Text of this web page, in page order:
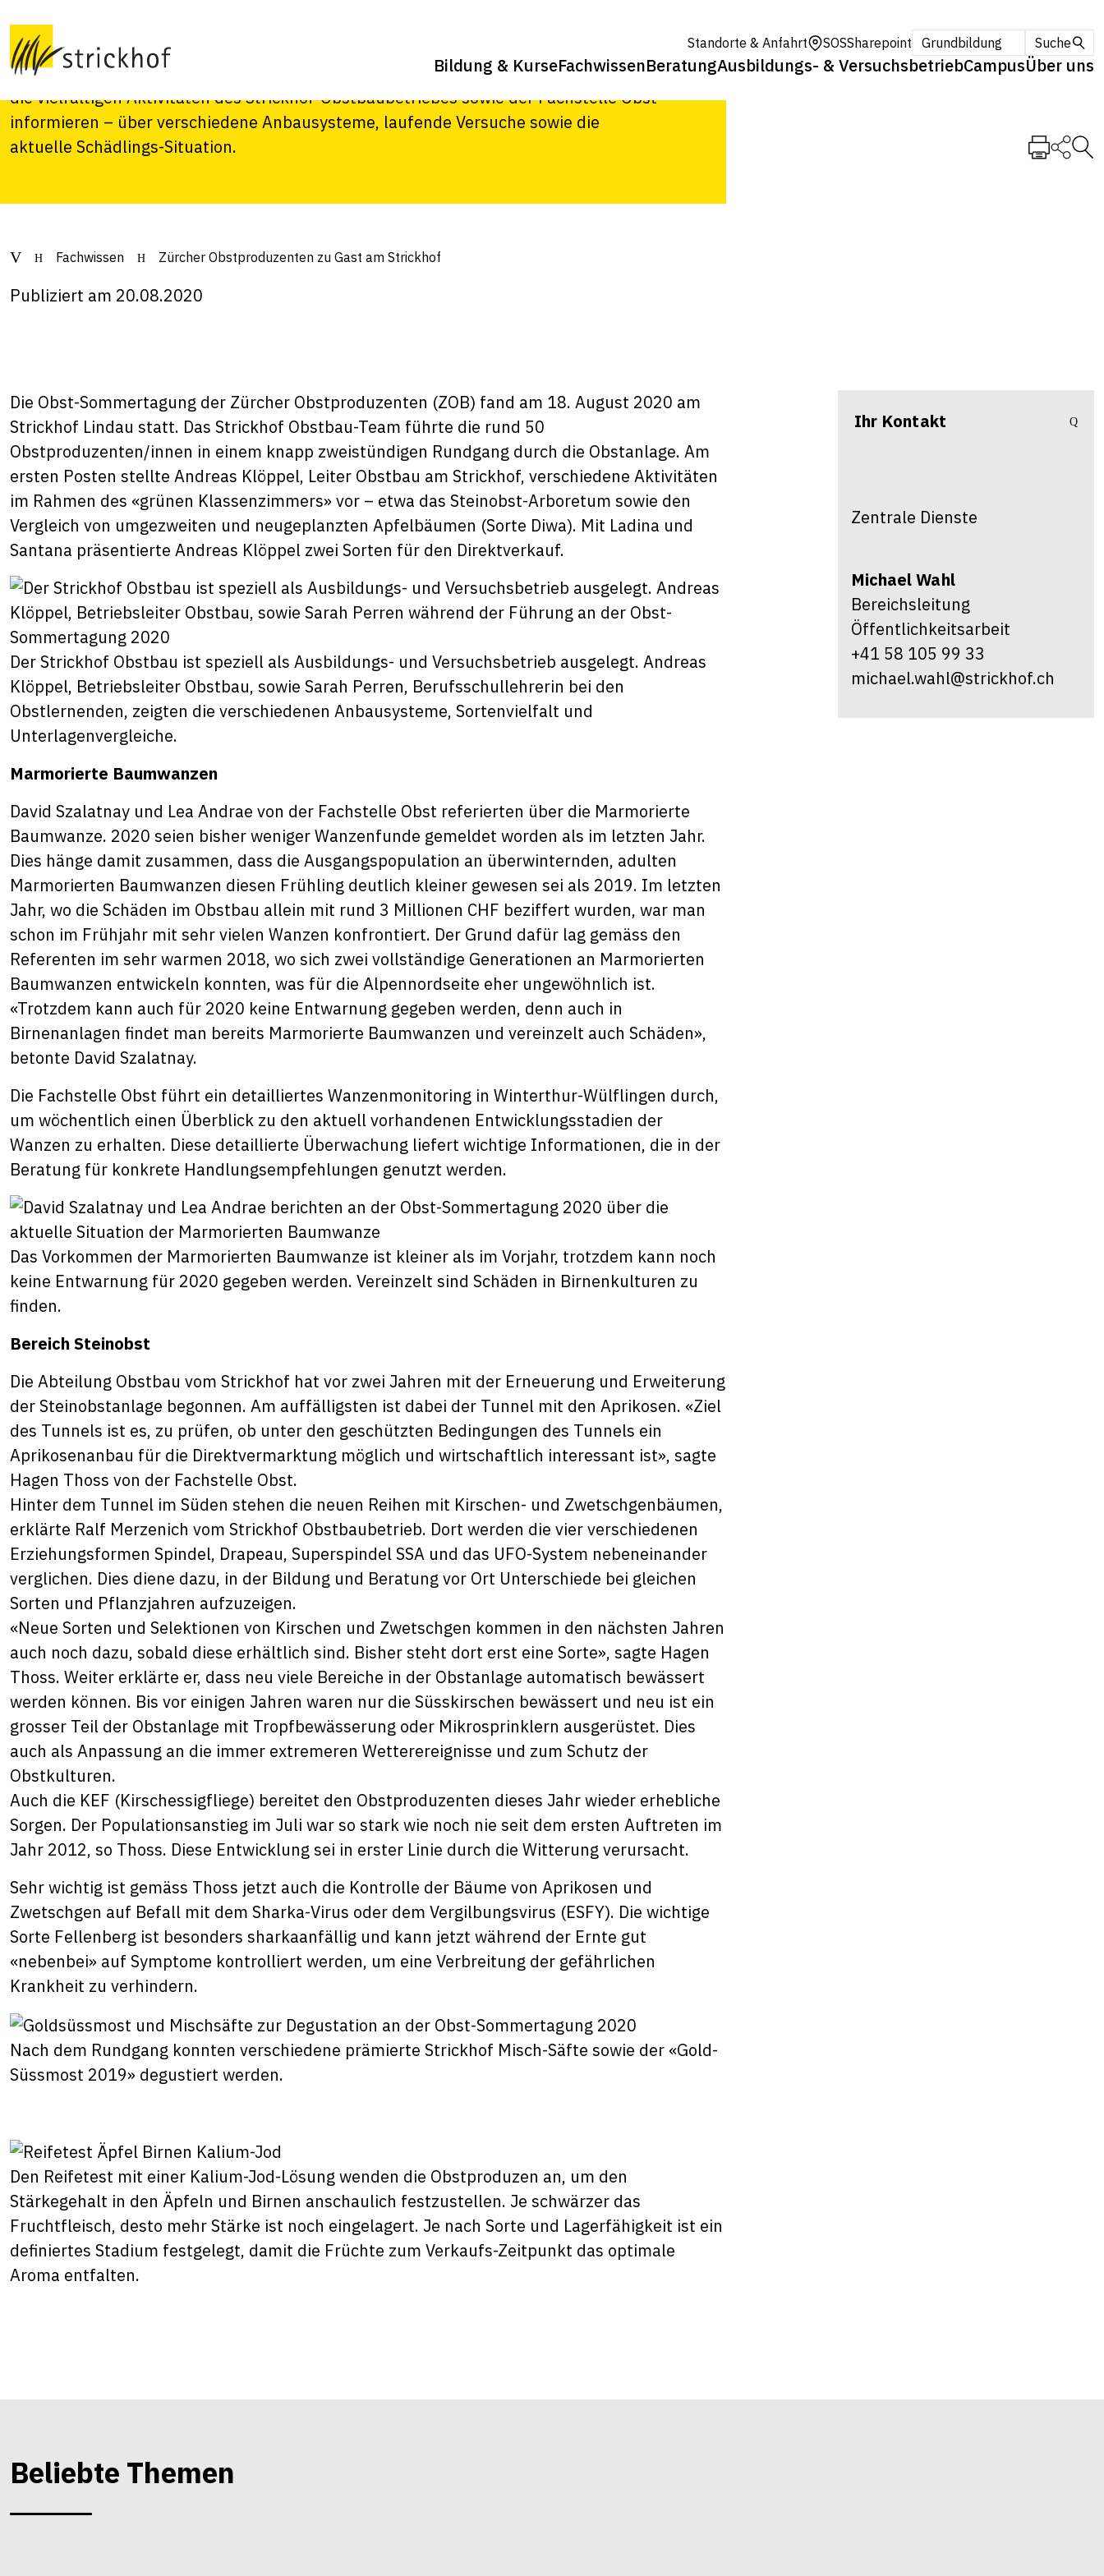
Standorte & Anfahrt SOSSharepoint Grundbildung Suche
Bildung & KurseFachwissenBeratungAusbildungs- & VersuchsbetriebCampusÜber uns
am Strickhof
Im Rahmen der Obst-Sommertagung liessen sich die Zürcher Obstproduzenten über
die vielfältigen Aktivitäten des Strickhof-Obstbaubetriebes sowie der Fachstelle Obst
informieren – über verschiedene Anbausysteme, laufende Versuche sowie die
aktuelle Schädlings-Situation.
Fachwissen Zürcher Obstproduzenten zu Gast am Strickhof
Publiziert am 20.08.2020
Die Obst-Sommertagung der Zürcher Obstproduzenten (ZOB) fand am 18. August 2020 am
Strickhof Lindau statt. Das Strickhof Obstbau-Team führte die rund 50
Obstproduzenten/innen in einem knapp zweistündigen Rundgang durch die Obstanlage. Am
ersten Posten stellte Andreas Klöppel, Leiter Obstbau am Strickhof, verschiedene Aktivitäten
im Rahmen des «grünen Klassenzimmers» vor – etwa das Steinobst-Arboretum sowie den
Vergleich von umgezweiten und neugeplanzten Apfelbäumen (Sorte Diwa). Mit Ladina und
Santana präsentierte Andreas Klöppel zwei Sorten für den Direktverkauf.
Der Strickhof Obstbau ist speziell als Ausbildungs- und Versuchsbetrieb ausgelegt. Andreas
Klöppel, Betriebsleiter Obstbau, sowie Sarah Perren, Berufsschullehrerin bei den
Obstlernenden, zeigten die verschiedenen Anbausysteme, Sortenvielfalt und
Unterlagenvergleiche.
Marmorierte Baumwanzen
David Szalatnay und Lea Andrae von der Fachstelle Obst referierten über die Marmorierte
Baumwanze. 2020 seien bisher weniger Wanzenfunde gemeldet worden als im letzten Jahr.
Dies hänge damit zusammen, dass die Ausgangspopulation an überwinternden, adulten
Marmorierten Baumwanzen diesen Frühling deutlich kleiner gewesen sei als 2019. Im letzten
Jahr, wo die Schäden im Obstbau allein mit rund 3 Millionen CHF beziffert wurden, war man
schon im Frühjahr mit sehr vielen Wanzen konfrontiert. Der Grund dafür lag gemäss den
Referenten im sehr warmen 2018, wo sich zwei vollständige Generationen an Marmorierten
Baumwanzen entwickeln konnten, was für die Alpennordseite eher ungewöhnlich ist.
«Trotzdem kann auch für 2020 keine Entwarnung gegeben werden, denn auch in
Birnenanlagen findet man bereits Marmorierte Baumwanzen und vereinzelt auch Schäden»,
betonte David Szalatnay.
Die Fachstelle Obst führt ein detailliertes Wanzenmonitoring in Winterthur-Wülflingen durch,
um wöchentlich einen Überblick zu den aktuell vorhandenen Entwicklungsstadien der
Wanzen zu erhalten. Diese detaillierte Überwachung liefert wichtige Informationen, die in der
Beratung für konkrete Handlungsempfehlungen genutzt werden.
Das Vorkommen der Marmorierten Baumwanze ist kleiner als im Vorjahr, trotzdem kann noch
keine Entwarnung für 2020 gegeben werden. Vereinzelt sind Schäden in Birnenkulturen zu
finden.
Bereich Steinobst
Die Abteilung Obstbau vom Strickhof hat vor zwei Jahren mit der Erneuerung und Erweiterung
der Steinobstanlage begonnen. Am auffälligsten ist dabei der Tunnel mit den Aprikosen. «Ziel
des Tunnels ist es, zu prüfen, ob unter den geschützten Bedingungen des Tunnels ein
Aprikosenanbau für die Direktvermarktung möglich und wirtschaftlich interessant ist», sagte
Hagen Thoss von der Fachstelle Obst.
Hinter dem Tunnel im Süden stehen die neuen Reihen mit Kirschen- und Zwetschgenbäumen,
erklärte Ralf Merzenich vom Strickhof Obstbaubetrieb. Dort werden die vier verschiedenen
Erziehungsformen Spindel, Drapeau, Superspindel SSA und das UFO-System nebeneinander
verglichen. Dies diene dazu, in der Bildung und Beratung vor Ort Unterschiede bei gleichen
Sorten und Pflanzjahren aufzuzeigen.
«Neue Sorten und Selektionen von Kirschen und Zwetschgen kommen in den nächsten Jahren
auch noch dazu, sobald diese erhältlich sind. Bisher steht dort erst eine Sorte», sagte Hagen
Thoss. Weiter erklärte er, dass neu viele Bereiche in der Obstanlage automatisch bewässert
werden können. Bis vor einigen Jahren waren nur die Süsskirschen bewässert und neu ist ein
grosser Teil der Obstanlage mit Tropfbewässerung oder Mikrosprinklern ausgerüstet. Dies
auch als Anpassung an die immer extremeren Wetterereignisse und zum Schutz der
Obstkulturen.
Auch die KEF (Kirschessigfliege) bereitet den Obstproduzenten dieses Jahr wieder erhebliche
Sorgen. Der Populationsanstieg im Juli war so stark wie noch nie seit dem ersten Auftreten im
Jahr 2012, so Thoss. Diese Entwicklung sei in erster Linie durch die Witterung verursacht.
Sehr wichtig ist gemäss Thoss jetzt auch die Kontrolle der Bäume von Aprikosen und
Zwetschgen auf Befall mit dem Sharka-Virus oder dem Vergilbungsvirus (ESFY). Die wichtige
Sorte Fellenberg ist besonders sharkaanfällig und kann jetzt während der Ernte gut
«nebenbei» auf Symptome kontrolliert werden, um eine Verbreitung der gefährlichen
Krankheit zu verhindern.
Nach dem Rundgang konnten verschiedene prämierte Strickhof Misch-Säfte sowie der «Gold-
Süssmost 2019» degustiert werden.
Den Reifetest mit einer Kalium-Jod-Lösung wenden die Obstproduzen an, um den
Stärkegehalt in den Äpfeln und Birnen anschaulich festzustellen. Je schwärzer das
Fruchtfleisch, desto mehr Stärke ist noch eingelagert. Je nach Sorte und Lagerfähigkeit ist ein
definiertes Stadium festgelegt, damit die Früchte zum Verkaufs-Zeitpunkt das optimale
Aroma entfalten.
Ihr Kontakt
Zentrale Dienste
Michael Wahl
Bereichsleitung
Öffentlichkeitsarbeit
+41 58 105 99 33
michael.wahl@strickhof.ch
Beliebte Themen